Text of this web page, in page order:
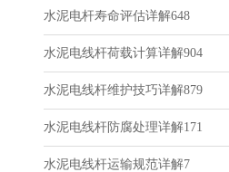
水泥电杆寿命评估详解648
水泥电线杆荷载计算详解904
水泥电线杆维护技巧详解879
水泥电线杆防腐处理详解171
水泥电线杆运输规范详解7